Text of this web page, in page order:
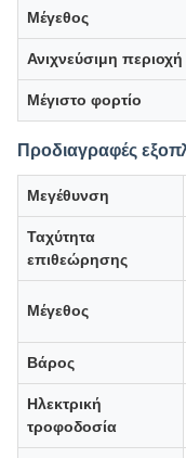
Μέγεθος
Ανιχνεύσιμη περιοχή
Μέγιστο φορτίο
Προδιαγραφές
Μεγέθυνση
Ταχύτητα
επιθεώρησης
Μέγεθος
Βάρος
Ηλεκτρική
τροφοδοσία